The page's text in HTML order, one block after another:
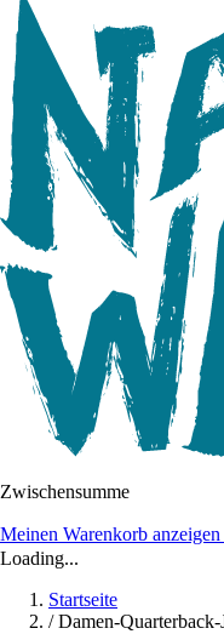
Zwischensumme
Meinen Warenkorb anzeigen
Loading...
Startseite
/ Damen-